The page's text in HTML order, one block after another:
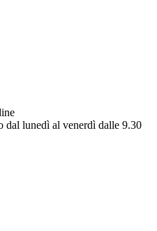
dal lunedì al venerdì dalle 9.30